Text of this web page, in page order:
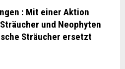
: Mit einer Aktion
und Neophyten
Sträucher ersetzt